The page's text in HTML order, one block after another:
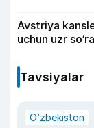
Avstriya
uchun uzr
Tavsiyalar
O‘zbekiston